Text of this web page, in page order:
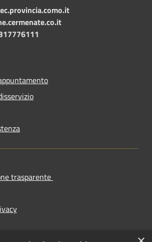
trasparente